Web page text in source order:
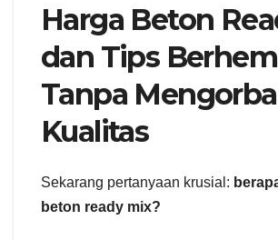
Harga Beton
dan Tips
Tanpa
Kualitas
Sekarang pertanyaan krusial:
beton ready mix?